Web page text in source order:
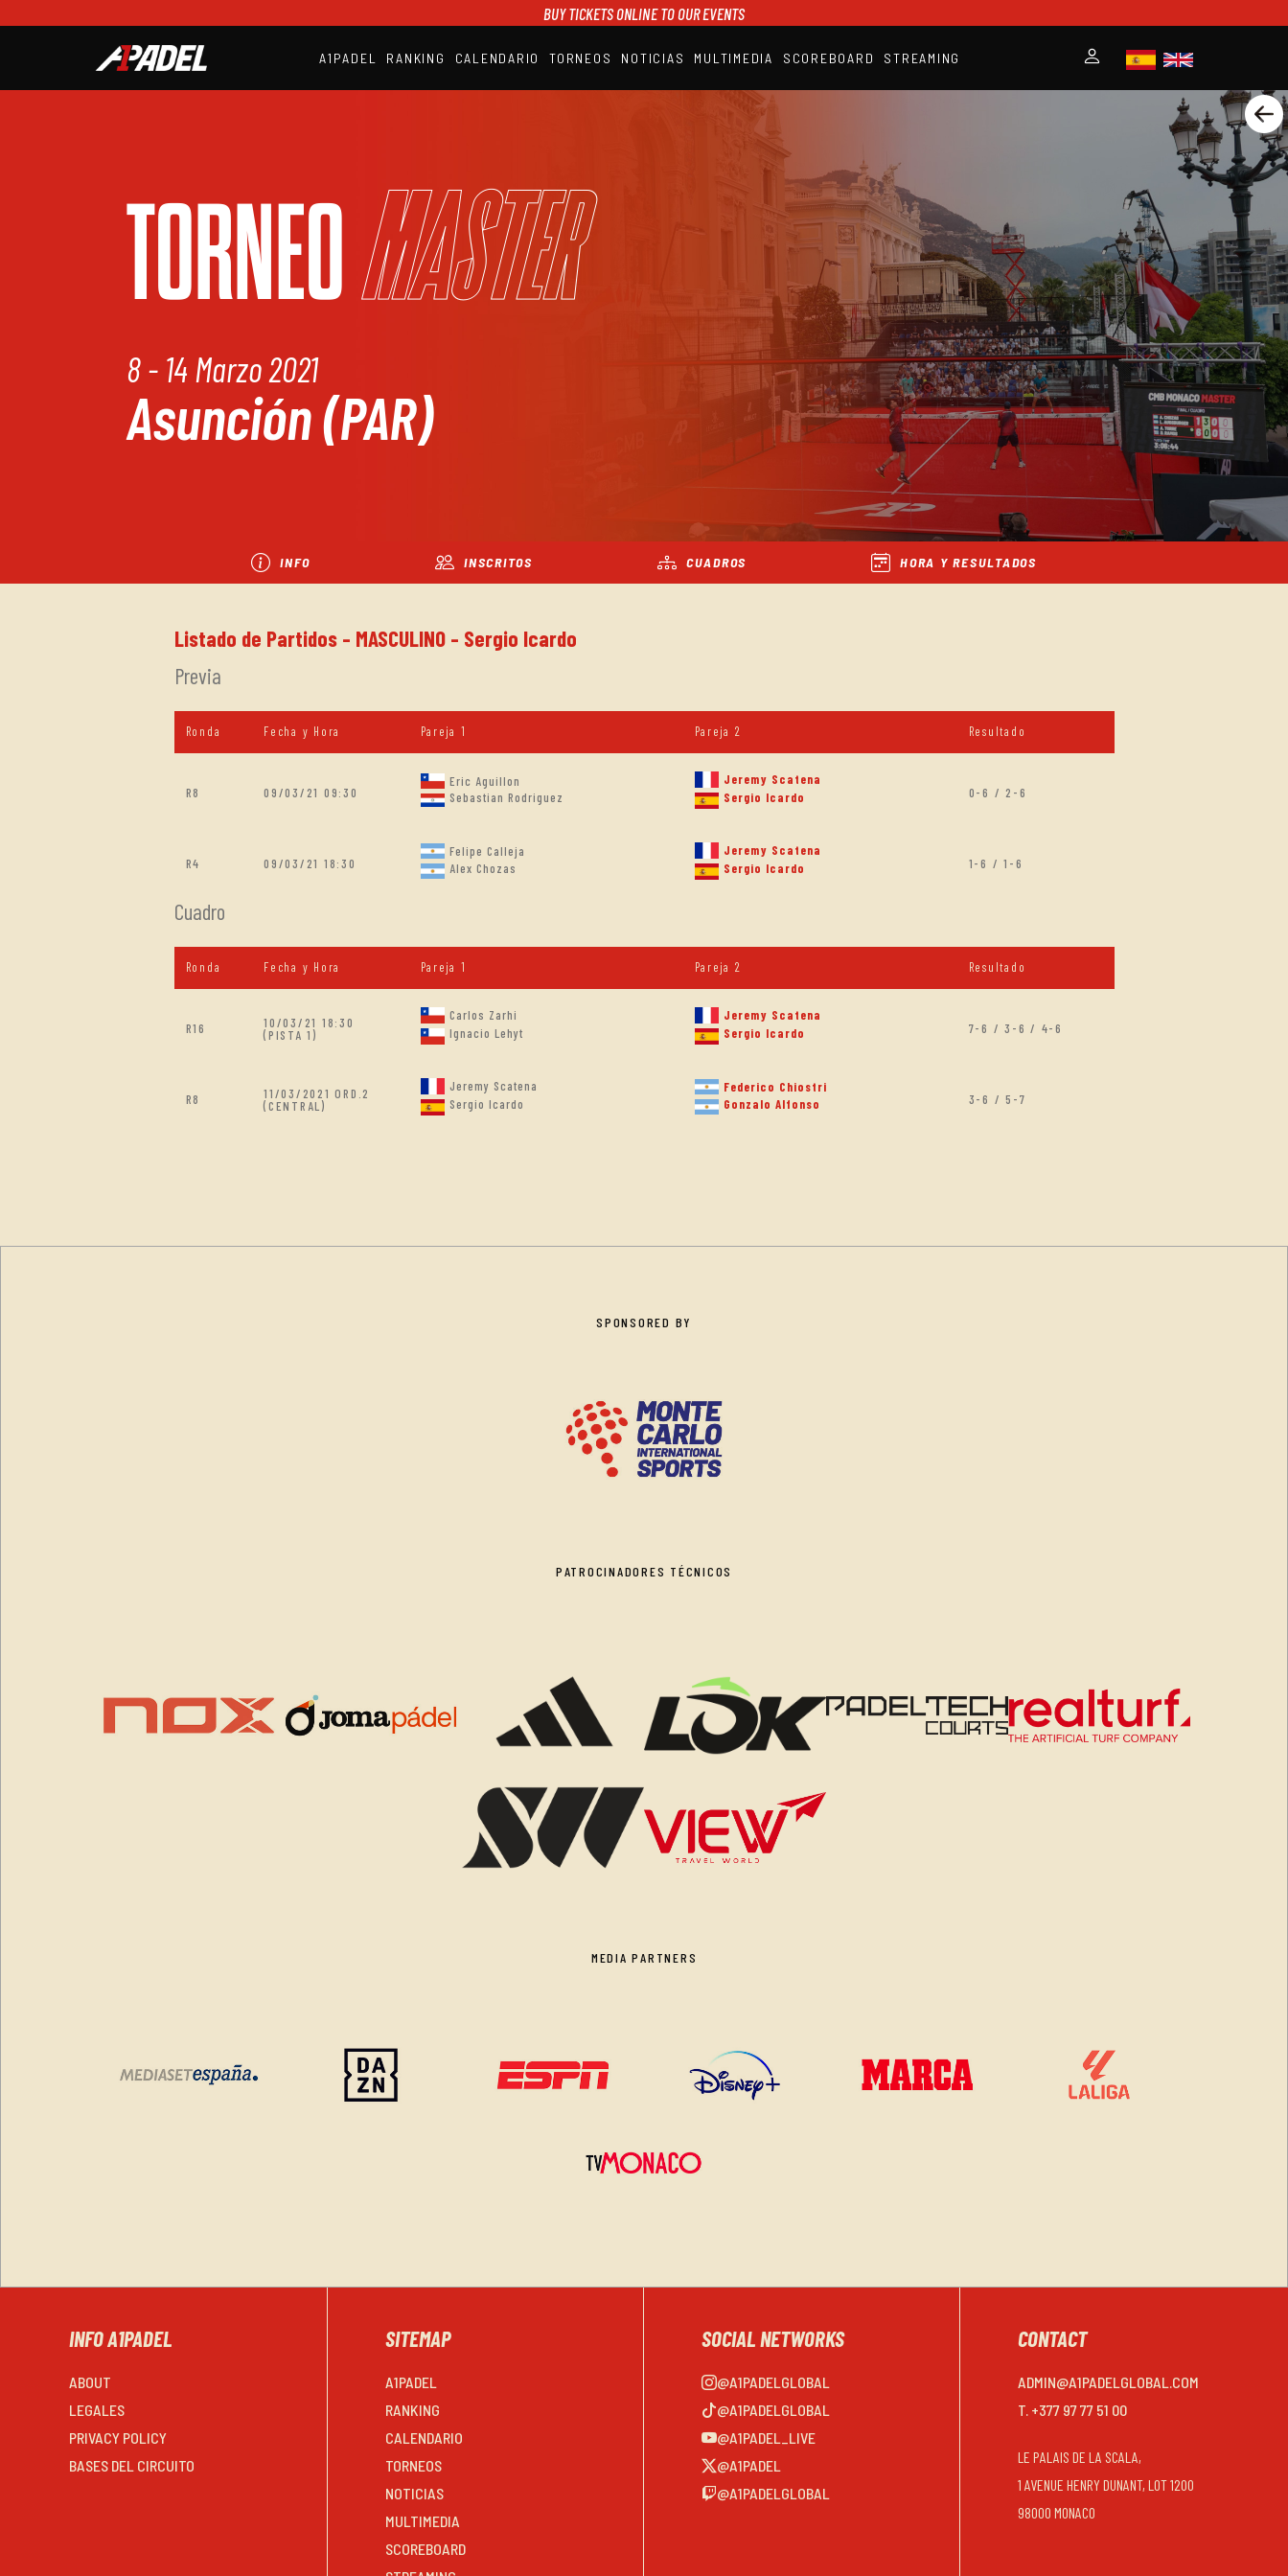
BUY TICKETS ONLINE TO OUR EVENTS
A1PADEL RANKING CALENDARIO TORNEOS NOTICIAS MULTIMEDIA SCOREBOARD STREAMING
SCOREBOARD
TORNEOMaster
8 - 14 Marzo 2021
Asunción (PAR)
INFO INSCRITOS CUADROS HORA Y RESULTADOS
Listado de Partidos - MASCULINO - Sergio Icardo
Previa
Ronda Fecha y Hora Pareja 1 Pareja 2 Resultado
R8 09/03/21 09:30
Eric Aguillon
Sebastian Rodriguez
Jeremy Scatena
Sergio Icardo
0-6 / 2-6
R4 09/03/21 18:30
Felipe Calleja
Alex Chozas
Jeremy Scatena
Sergio Icardo
1-6 / 1-6
Cuadro
Ronda Fecha y Hora Pareja 1 Pareja 2 Resultado
R16
10/03/21 18:30
(PISTA 1)
Carlos Zarhi
Ignacio Lehyt
Jeremy Scatena
Sergio Icardo
7-6 / 3-6 / 4-6
R8
11/03/2021 ORD.2
(CENTRAL)
Jeremy Scatena
Sergio Icardo
Federico Chiostri
Gonzalo Alfonso
3-6 / 5-7
SPONSORED BY
PATROCINADORES TÉCNICOS
MEDIA PARTNERS
INFO A1PADEL
ABOUT
LEGALES
PRIVACY POLICY
BASES DEL CIRCUITO
SITEMAP
A1PADEL
RANKING
CALENDARIO
TORNEOS
NOTICIAS
MULTIMEDIA
SCOREBOARD
SOCIAL NETWORKS
@A1PADELGLOBAL
@A1PADELGLOBAL
@A1PADEL_LIVE
@A1PADEL
@A1PADELGLOBAL
CONTACT
ADMIN@A1PADELGLOBAL.COM
T. +377 97 77 51 00
LE PALAIS DE LA SCALA,
1 AVENUE HENRY DUNANT, LOT 1200
98000 MONACO